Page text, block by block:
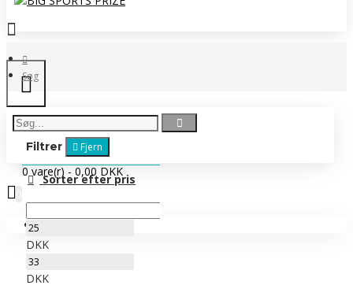
0 vare(r) - 0,00 DKK
Ingen produkter
Søg
Filtrer Fjern
Sorter efter pris
DKK
DKK